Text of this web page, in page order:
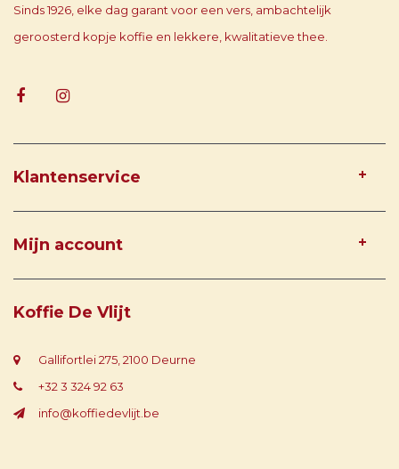
Sinds 1926, elke dag garant voor een vers, ambachtelijk
geroosterd kopje koffie en lekkere, kwalitatieve thee.
Klantenservice
Mijn account
Koffie De Vlijt
Gallifortlei 275, 2100 Deurne
+32 3 324 92 63
info@koffiedevlijt.be